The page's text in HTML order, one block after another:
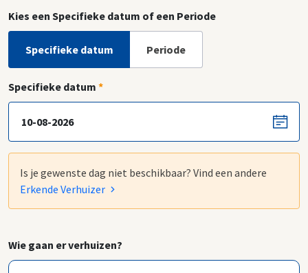
Kies een Specifieke datum of een Periode
Specifieke datum Periode
Specifieke datum *
Is je gewenste dag niet beschikbaar? Vind een andere
Erkende Verhuizer
Wie gaan er verhuizen?